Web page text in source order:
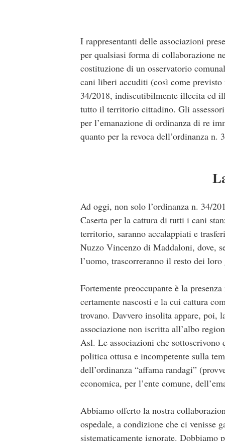
I rappresentanti delle associazioni
per qualsiasi forma di collaborazione
costituzione di un osservatorio
cani liberi accuditi (così come previsto
34/2018, indiscutibilmente illecita ed
tutto il territorio cittadino. Gli
per l’emanazione di ordinanza di re
quanto per la revoca dell’ordinanza n.
Ad oggi, non solo l’ordinanza n. 34/
Caserta per la cattura di tutti i cani
territorio, saranno accalappiati e
Nuzzo Vincenzo di Maddaloni, dove,
l’uomo, trascorreranno il resto dei
Fortemente preoccupante è la
certamente nascosti e la cui cattura
trovano. Davvero insolita appare, poi,
associazione non iscritta all’albo
Asl. Le associazioni che
politica ottusa e incompetente sulla
dell’ordinanza “affama randagi”
economica, per l’ente comune,
Abbiamo offerto la nostra
ospedale, a condizione che ci venisse
sistematicamente ignorate. Dobbiamo